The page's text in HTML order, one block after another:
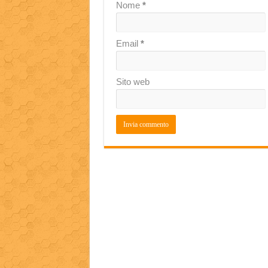
Nome *
Email *
Sito web